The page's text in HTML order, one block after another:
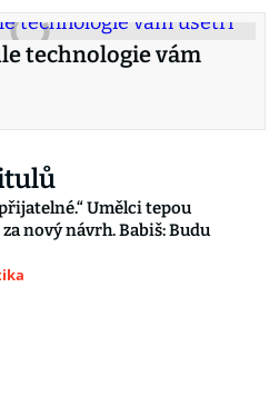
technologie vám
Umělci tepou
nový návrh. Babiš: Budu